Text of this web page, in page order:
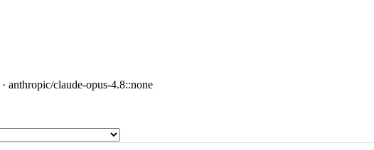
· anthropic/claude-opus-4.8::none